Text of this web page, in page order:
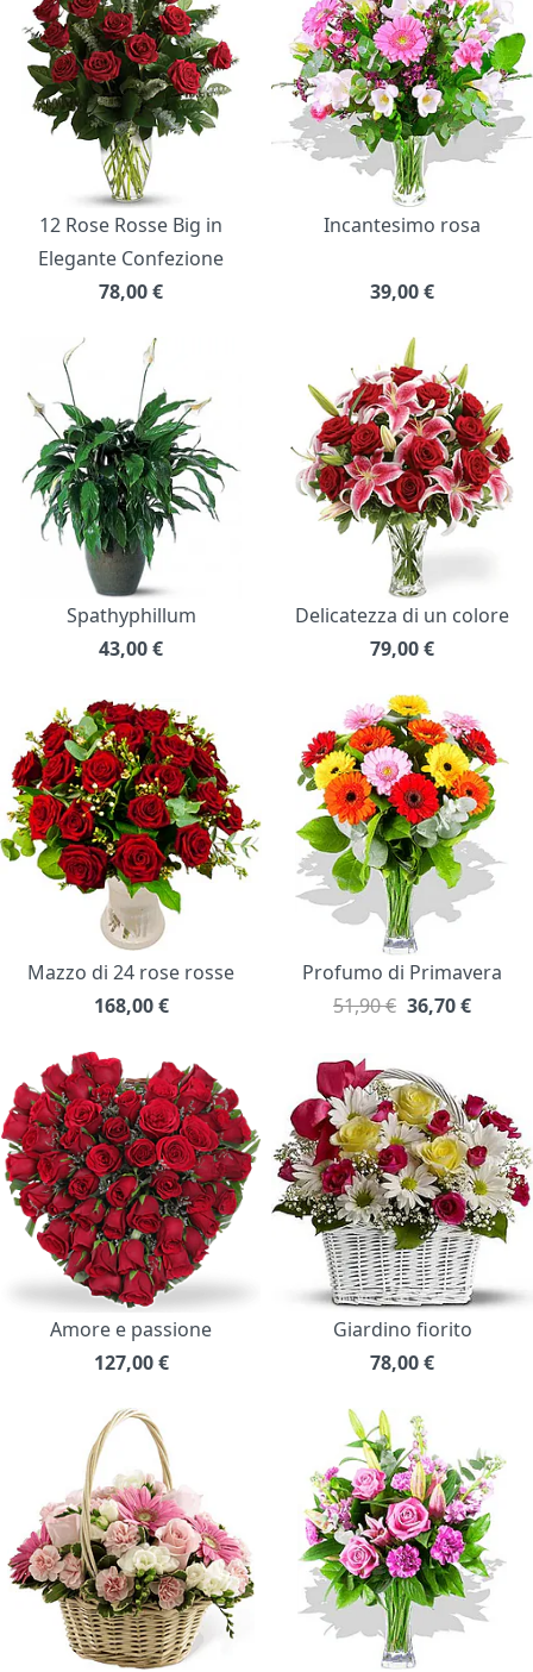
12 Rose Rosse Big in
Elegante Confezione
78,00€
Incantesimo rosa
39,00€
Spathyphillum
43,00€
Delicatezza di un colore
79,00€
Mazzo di 24 rose rosse
168,00 €
Profumo di Primavera
51,90 € 36,70€
Amore e passione
127,00 €
Giardino fiorito
78,00€